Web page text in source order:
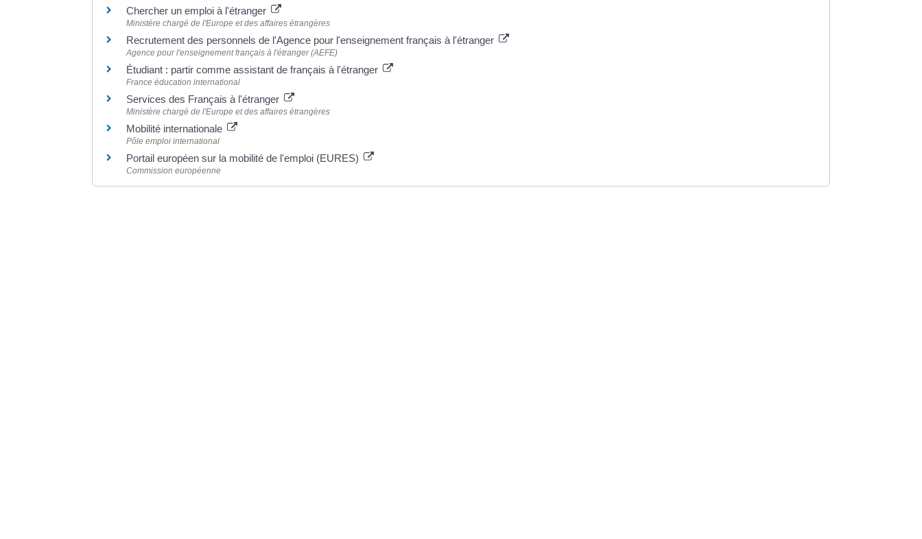
Chercher un emploi à l'étranger
Ministère chargé de l'Europe et des affaires étrangères
Recrutement des personnels de l'Agence pour l'enseignement français à l'étranger
Agence pour l'enseignement français à l'étranger (AEFE)
Étudiant : partir comme assistant de français à l'étranger
France éducation international
Services des Français à l'étranger
Ministère chargé de l'Europe et des affaires étrangères
Mobilité internationale
Pôle emploi international
Portail européen sur la mobilité de l'emploi (EURES)
Commission européenne